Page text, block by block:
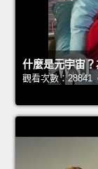
什麼是元宇宙
觀看次數：28841